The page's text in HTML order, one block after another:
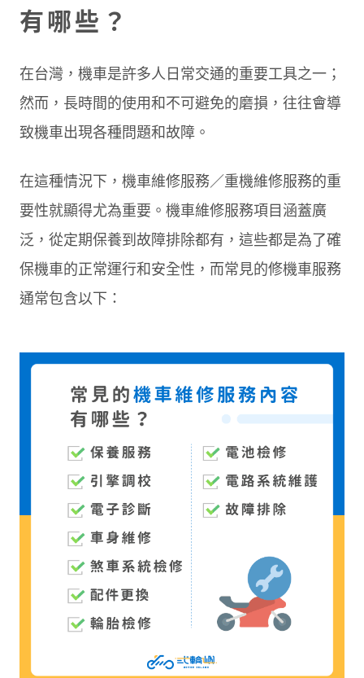
有哪些？
在台灣，機車是許多人日常交通的重要工具之一；
然而，長時間的使用和不可避免的磨損，往往會導
致機車出現各種問題和故障。
在這種情況下，機車維修服務／重機維修服務的重
要性就顯得尤為重要。機車維修服務項目涵蓋廣
泛，從定期保養到故障排除都有，這些都是為了確
保機車的正常運行和安全性，而常見的修機車服務
通常包含以下：